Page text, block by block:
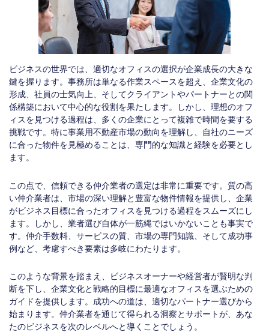
ビジネスの世界では、適切なオフィスの選択が企業成長の大きな
鍵を握ります。事務所は単なる作業スペースを超え、企業文化の
形成、社員の士気向上、そしてクライアントやパートナーとの関
係構築において中心的な役割を果たします。しかし、理想のオフ
ィスを見つける過程は、多くの企業にとって複雑で時間を要する
挑戦です。特に事業用不動産市場の動向を理解し、自社のニーズ
に合った物件を見極めることは、専門的な知識と経験を必要とし
ます。
この点で、信頼できる仲介業者の選定は非常に重要です。質の高
い仲介業者は、市場の深い理解と豊富な物件情報を提供し、企業
がビジネス目標に合ったオフィスを見つける過程をスムーズにし
ます。しかし、業者選び自体が一筋縄ではいかないことも事実で
す。仲介手数料、サービスの質、市場の専門知識、そして成功事
例など、考慮すべき要素は多岐にわたります。
このような背景を踏まえ、ビジネスオーナーや経営者が賢明な判
断を下し、企業文化と戦略的目標に最適なオフィスを選ぶための
ガイドを提供します。成功への道は、適切なパートナー選びから
始まります。仲介業者を通じて得られる洞察とサポートが、あな
たのビジネスを次のレベルへと導くことでしょう。